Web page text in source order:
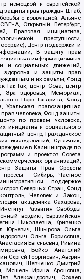
немецкой и европейской
защиты прав граждан Штаб,
с коррупцией, Альянс
Открытый Петербург,
Правовая инициатива,
преступности,
Центр поддержки и
В защиту прав
информационных
и социальных движений,
здоровья и защиты прав
и их семьям, Фонд
Так-Так, центр Сова, центр
Эра здоровья, Мемориал,
Парк Гагарина, Фонд
Уральская правозащитная
человека, Фонд защиты
по правам человека,
инициатив и социального
центр, Гражданское
исследований, Сутяжник,
в Калининграде по
и проектов Совета
организаций,
Защиты Прав Средств
прессы - Сибирь, Частное
поддержке
Северных Стран, Фонд
Человек и Закон,
академика Сахарова,
Развития Свободы
вердикт, Евразийская
Николаевна, Кривенко
Юрьевич, Шнырова Ольга
Ольга Борисовна,
Евгеньевна, Ривина
Бойко Анатолий
Сергей Георгиевич, Аверин
Шевченко Дмитрий
Мошель Ирина Ароновна,
Александрович, Созаев